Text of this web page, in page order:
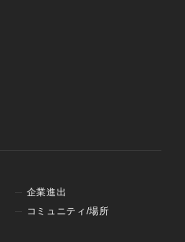
企業進出
コミュニティ/場所